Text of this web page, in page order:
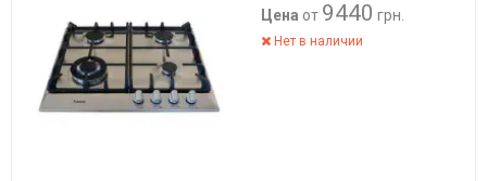
Цена от 9440 грн.
Нет в наличии